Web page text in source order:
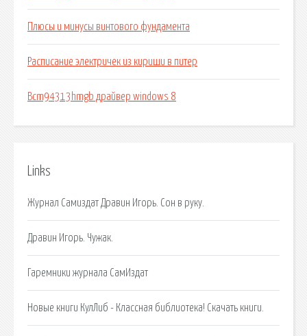
Плюсы и минусы винтового фундамента
Расписание электричек из кириши в питер
Bcm94313hmgb драйвер windows 8
Links
Журнал Самиздат Дравин Игорь. Сон в руку.
Дравин Игорь. Чужак.
Гаремники журнала СамИздат
Новые книги КулЛиб - Классная библиотека! Скачать книги.